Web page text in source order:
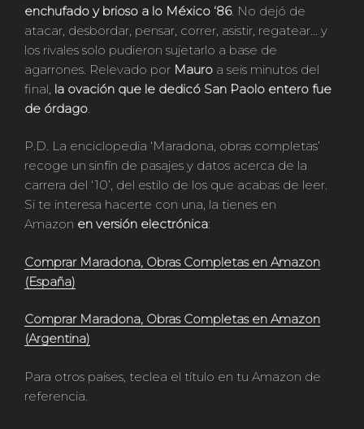
enchufado y brioso a lo México ‘86. No dejó de
atacar, desbordar, pensar, correr, asistir, regatear… y
los rivales solo pudieron sujetarlo a base de
agarrones. Relevado por Mauro a seis minutos del
final, la ovación que le dedicó San Paolo entero fue
de órdago
P.D. La enciclopedia ‘Maradona, obras completas’
recoge un sinfín de pasajes y datos acerca de la
carrera del ‘10’, del estilo de los que acabas de leer.
Si te interesa hacerte con una, la tienes en
Amazon en versión electrónica:
Comprar Maradona, Obras Completas en Amazon
(España)
Comprar Maradona, Obras Completas en Amazon
(Argentina)
Para otros países, teclea el título en tu Amazon de
referencia.